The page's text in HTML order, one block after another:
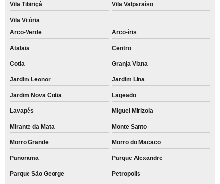
Vila Tibiriçá Vila Valparaíso
Vila Vitória
Arco-Verde
Arco-íris
Atalaia Centro
Cotia Granja Viana
Jardim Leonor Jardim Lina
Jardim Nova Cotia Lageado
Lavapés Miguel Mirizola
Mirante da Mata Monte Santo
Morro Grande Morro do Macaco
Panorama Parque Alexandre
Parque São George Petropolis